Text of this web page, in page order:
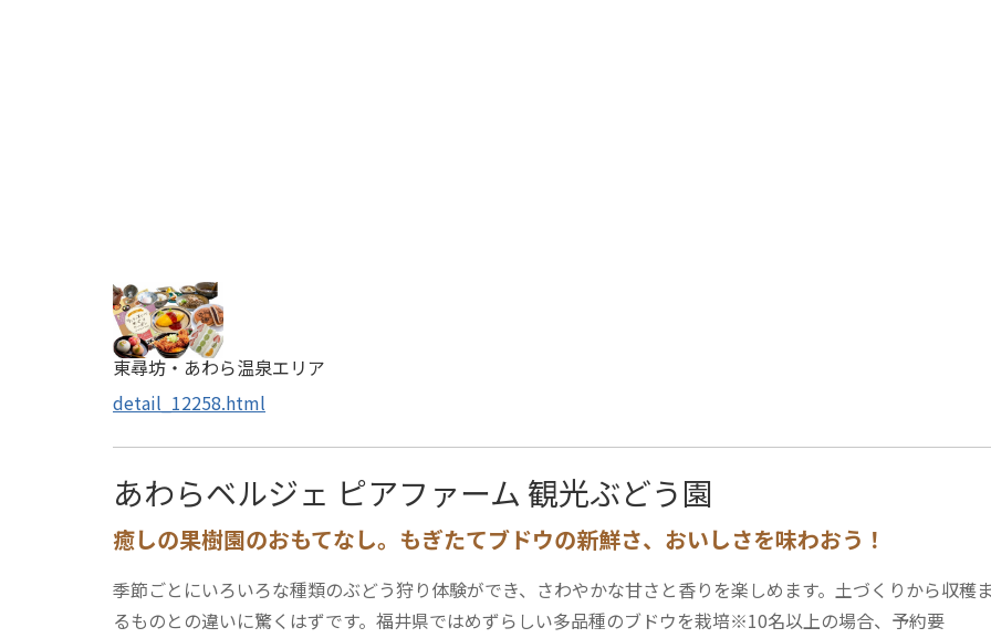
東尋坊・あわら温泉エリア
detail_12258.html
あわらベルジェ ピアファーム 観光ぶどう園
癒しの果樹園のおもてなし。もぎたてブドウの新鮮さ、おいしさを味わおう！
季節ごとにいろいろな種類のぶどう狩り体験ができ、さわやかな甘さと香りを楽しめます。土づくりから収穫
るものとの違いに驚くはずです。福井県ではめずらしい多品種のブドウを栽培※10名以上の場合、予約要